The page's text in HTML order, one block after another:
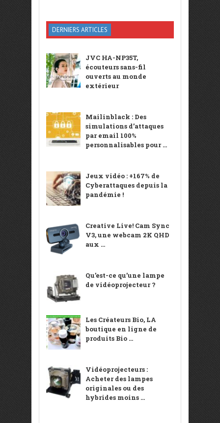
DERNIERS ARTICLES
JVC HA-NP35T,
écouteurs sans-fil
ouverts au monde
extérieur
Mailinblack : Des
simulations d’attaques
par email 100%
personnalisables pour ...
Jeux vidéo : +167% de
Cyberattaques depuis la
pandémie !
Creative Live! Cam Sync
V3, une webcam 2K QHD
aux ...
Qu’est-ce qu’une lampe
de vidéoprojecteur ?
Les Créateurs Bio, LA
boutique en ligne de
produits Bio ...
Vidéoprojecteurs :
Acheter des lampes
originales ou des
hybrides moins ...